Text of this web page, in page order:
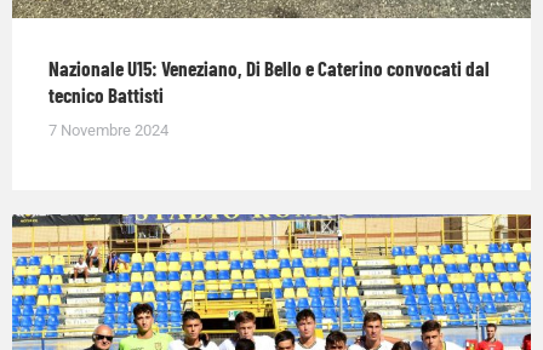
Nazionale U15: Veneziano, Di Bello e Caterino convocati dal
tecnico Battisti
7 Novembre 2024